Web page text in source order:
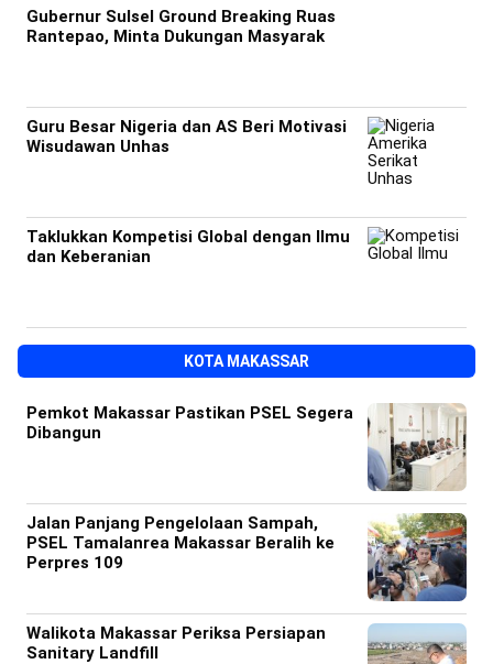
Gubernur Sulsel Ground Breaking Ruas
Rantepao, Minta Dukungan Masyarak
Guru Besar Nigeria dan AS Beri Motivasi
Wisudawan Unhas
Taklukkan Kompetisi Global dengan Ilmu
dan Keberanian
KOTA MAKASSAR
Pemkot Makassar Pastikan PSEL Segera
Dibangun
Jalan Panjang Pengelolaan Sampah,
PSEL Tamalanrea Makassar Beralih ke
Perpres 109
Walikota Makassar Periksa Persiapan
Sanitary Landfill